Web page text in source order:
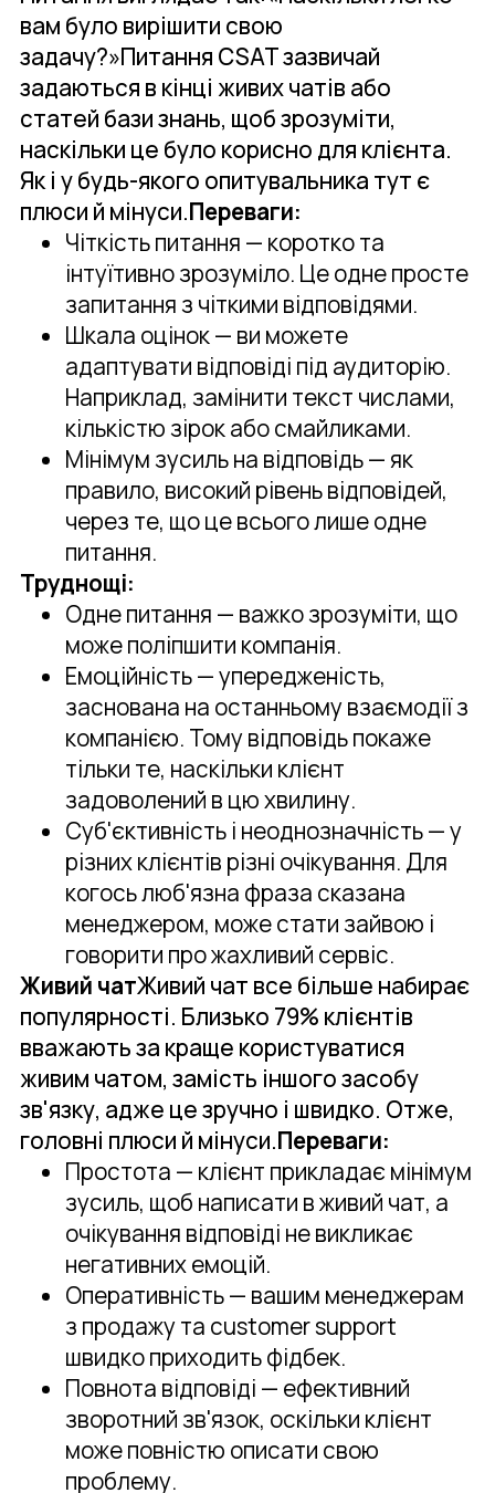
вам було вирішити свою
задачу?»Питання CSAT зазвичай
задаються в кінці живих чатів або
статей бази знань, щоб зрозуміти,
наскільки це було корисно для клієнта.
Як і у будь-якого опитувальника тут є
плюси й мінуси.Переваги:
Чіткість питання — коротко та
інтуїтивно зрозуміло. Це одне просте
запитання з чіткими відповідями.
Шкала оцінок — ви можете
адаптувати відповіді під аудиторію.
Наприклад, замінити текст числами,
кількістю зірок або смайликами.
Мінімум зусиль на відповідь — як
правило, високий рівень відповідей,
через те, що це всього лише одне
питання.
Труднощі:
Одне питання — важко зрозуміти, що
може поліпшити компанія.
Емоційність — упередженість,
заснована на останньому взаємодії з
компанією. Тому відповідь покаже
тільки те, наскільки клієнт
задоволений в цю хвилину.
Суб'єктивність і неоднозначність — у
різних клієнтів різні очікування. Для
когось люб'язна фраза сказана
менеджером, може стати зайвою і
говорити про жахливий сервіс.
Живий чатЖивий чат все більше набирає
популярності. Близько 79% клієнтів
вважають за краще користуватися
живим чатом, замість іншого засобу
зв'язку, адже це зручно і швидко. Отже,
головні плюси й мінуси.Переваги:
Простота — клієнт прикладає мінімум
зусиль, щоб написати в живий чат, а
очікування відповіді не викликає
негативних емоцій.
Оперативність — вашим менеджерам
з продажу та customer support
швидко приходить фідбек.
Повнота відповіді — ефективний
зворотний зв'язок, оскільки клієнт
може повністю описати свою
проблему.